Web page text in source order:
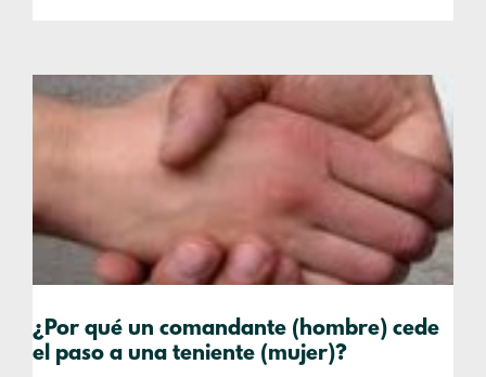
¿Por qué un comandante (hombre) cede
el paso a una teniente (mujer)?